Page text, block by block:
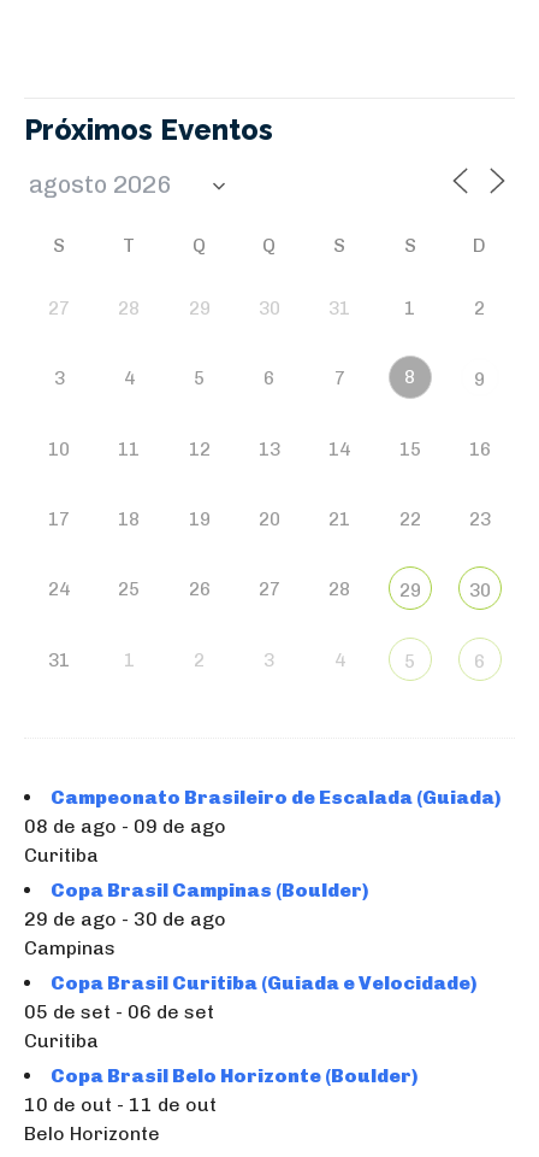
Próximos Eventos
S T Q Q S S D
27 28 29 30 31 1 2
3 4 5 6 7 8 9
10 11 12 13 14 15 16
17 18 19 20 21 22 23
24 25 26 27 28 29 30
31 1 2 3 4 5 6
Campeonato Brasileiro de Escalada (Guiada)
08 de ago - 09 de ago
Curitiba
Copa Brasil Campinas (Boulder)
29 de ago - 30 de ago
Campinas
Copa Brasil Curitiba (Guiada e Velocidade)
05 de set - 06 de set
Curitiba
Copa Brasil Belo Horizonte (Boulder)
10 de out - 11 de out
Belo Horizonte